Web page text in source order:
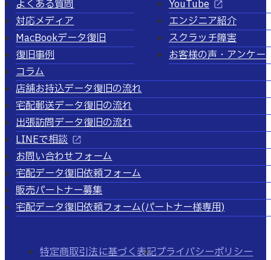
よくある質問
YouTube
対応メディア
エンジニア紹介
MacBookデータ復旧
スクラッチ障害
復旧事例
お客様の声・アンケー
コラム
店舗お持込データ復旧の流れ
宅配郵送データ復旧の流れ
出張訪問データ復旧の流れ
LINEで相談
お問い合わせフォーム
宅配データ復旧依頼フォーム
販売パートナー募集
宅配データ復旧依頼フォーム(パートナー様専用)
特定商取引法に基づく表記プライバシーポリシー